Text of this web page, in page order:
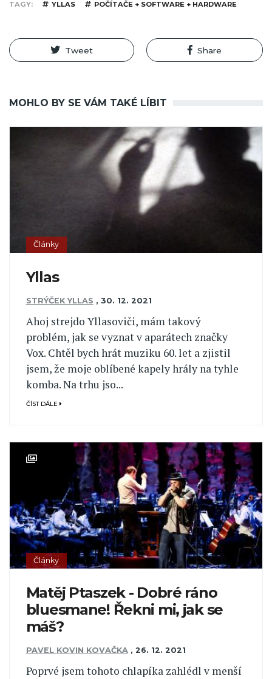
TAGY YLLAS POČÍTAČE + SOFTWARE + HARDWARE
Tweet Share
MOHLO BY SE VÁM TAKÉ LÍBIT
Články
Yllas
STRÝČEK YLLAS , 30. 12. 2021
Ahoj strejdo Yllasoviči, mám takový
problém, jak se vyznat v aparátech značky
Vox. Chtěl bych hrát muziku 60. let a zjistil
jsem, že moje oblíbené kapely hrály na tyhle
komba. Na trhu jso...
ČÍST DÁLE
Články
Matěj Ptaszek - Dobré ráno
bluesmane! Řekni mi, jak se
máš?
PAVEL KOVIN KOVAČKA , 26. 12. 2021
Poprvé jsem tohoto chlapíka zahlédl v menší